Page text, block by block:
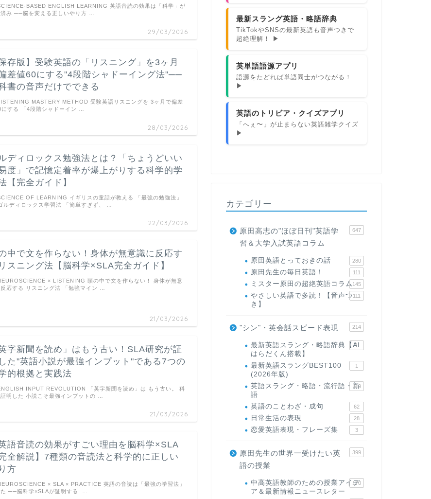
29/03/2026
BASED ENGLISH LEARNING 英語音読の効果は「科学」が
み ──脳を変える正しいやり方 …
保存版】受験英語の「リスニング」を3ヶ月
差値60にする"4段階シャドーイング法"──
書の音声だけでできる
28/03/2026
MASTERY METHOD 受験英語リスニングを 3ヶ月で偏差
にする 「4段階シャドーイン …
ディロックス勉強法とは？「ちょうどいい
度」で記憶定着率が爆上がりする科学的学
【完全ガイド】
22/03/2026
OF LEARNING イギリスの童話が教える 「最強の勉強法」
ルディロックス学習法 「簡単すぎず、 …
中で文を作らない！身体が無意識に反応す
スニング法【脳科学×SLA完全ガイド】
21/03/2026
× LISTENING 頭の中で文を作らない！ 身体が無意
応する リスニング法 「勉強マイン …
英字新聞を読め」はもう古い！SLA研究が証
た"英語小説が最強インプット"である7つの
的根拠と実践法
21/03/2026
INPUT REVOLUTION 「英字新聞を読め」は もう古い。 科
明した 小説こそ最強インプットの …
英語音読の効果がすごい理由を脳科学×SLA
全解説】7種類の音読法と科学的に正しい
方
× SLA × PRACTICE 英語の音読は「最強の学習法」
た ──脳科学×SLAが証明する …
最新スラング英語・略語辞典
TikTokやSNSの最新英語も音声つきで
超絶理解！ ▶
英単語語源アプリ
語源をたどれば単語同士がつながる！
▶
英語のトリビア・クイズアプリ
「へぇ〜」が止まらない英語雑学クイズ
▶
カテゴリー
原田高志の"ほぼ日刊"英語学
習＆大学入試英語コラム
647
原田英語とっておきの話 280
原田先生の毎日英語！ 111
ミスター原田の超絶英語コラム145
やさしい英語で多読！【音声つ
き】
111
"シン"・英会話スピード表現 214
最新英語スラング・略語辞典【AI
はらだくん搭載】
1
最新英語スラングBEST100
(2026年版)
1
英語スラング・略語・流行語・新
語
119
英語のことわざ・成句 62
日常生活の表現 28
恋愛英語表現・フレーズ集 3
原田先生の世界一受けたい英
語の授業
399
中高英語教師のための授業アイデ
ア＆最新情報ニュースレター
170